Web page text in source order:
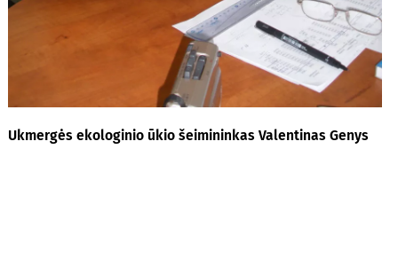
Ukmergės ekologinio ūkio šeimininkas Valentinas Genys